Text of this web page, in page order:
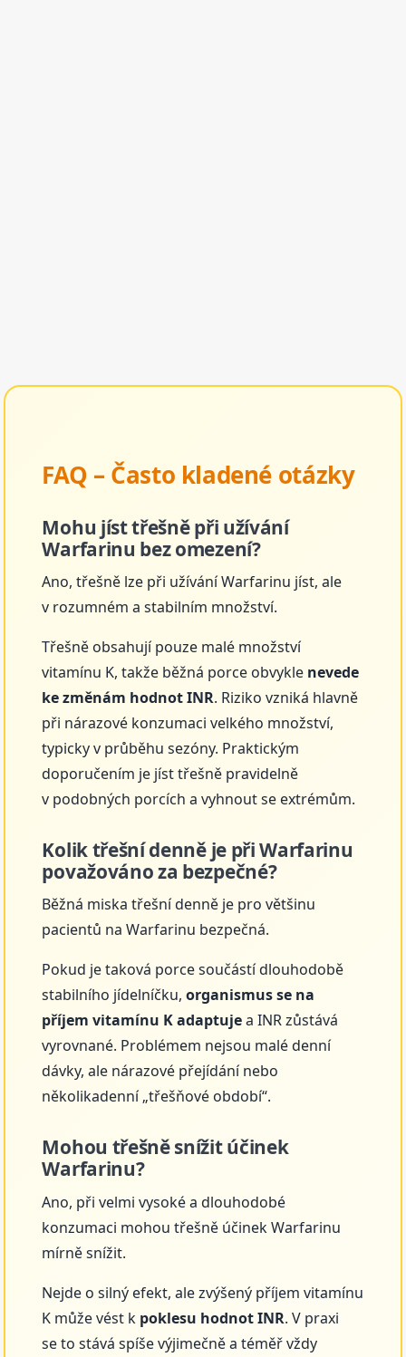
FAQ – Často kladené otázky
Mohu jíst třešně při užívání
Warfarinu bez omezení?
Ano, třešně lze při užívání Warfarinu jíst, ale
v rozumném a stabilním množství.
Třešně obsahují pouze malé množství
vitamínu K, takže běžná porce obvykle nevede
ke změnám hodnot INR. Riziko vzniká hlavně
při nárazové konzumaci velkého množství,
typicky v průběhu sezóny. Praktickým
doporučením je jíst třešně pravidelně
v podobných porcích a vyhnout se extrémům.
Kolik třešní denně je při Warfarinu
považováno za bezpečné?
Běžná miska třešní denně je pro většinu
pacientů na Warfarinu bezpečná.
Pokud je taková porce součástí dlouhodobě
stabilního jídelníčku,organismus se na
příjem vitamínu K adaptujea INR zůstává
vyrovnané. Problémem nejsou malé denní
dávky, ale nárazové přejídání nebo
několikadenní „třešňové období“.
Mohou třešně snížit účinek
Warfarinu?
Ano, při velmi vysoké a dlouhodobé
konzumaci mohou třešně účinek Warfarinu
mírně snížit.
Nejde o silný efekt, ale zvýšený příjem vitamínu
K může vést k poklesu hodnot INR. V praxi
se to stává spíše výjimečně a téměř vždy